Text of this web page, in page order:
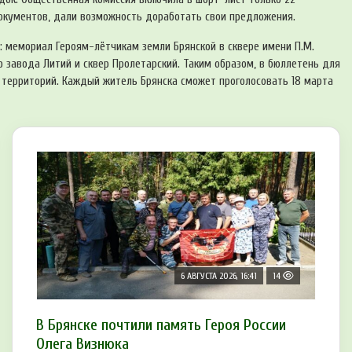
дали возможность доработать свои предложения.
Героям-лётчикам земли Брянской в сквере имени П.М.
Литий и сквер Пролетарский. Таким образом, в бюллетень для
Каждый житель Брянска сможет проголосовать 18 марта
6 АВГУСТА 2026, 16:41 14
В Брянске почтили память Героя России
Олега Визнюка